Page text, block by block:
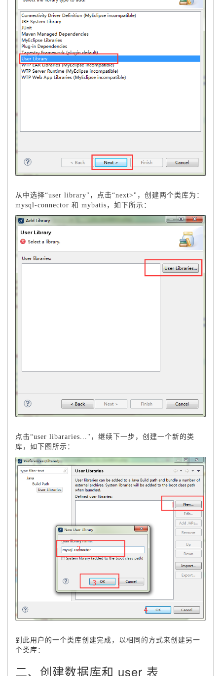
从中选择“user library"，点击“next>"，创建两个类库为：
mysql-connector 和 mybatis，如下所示：
点击“user libararies..."，继续下一步，创建一个新的类
库，如下图所示：
到此用户的一个类库创建完成，以相同的方式来创建另一
个类库：
二、创建数据库和 user 表